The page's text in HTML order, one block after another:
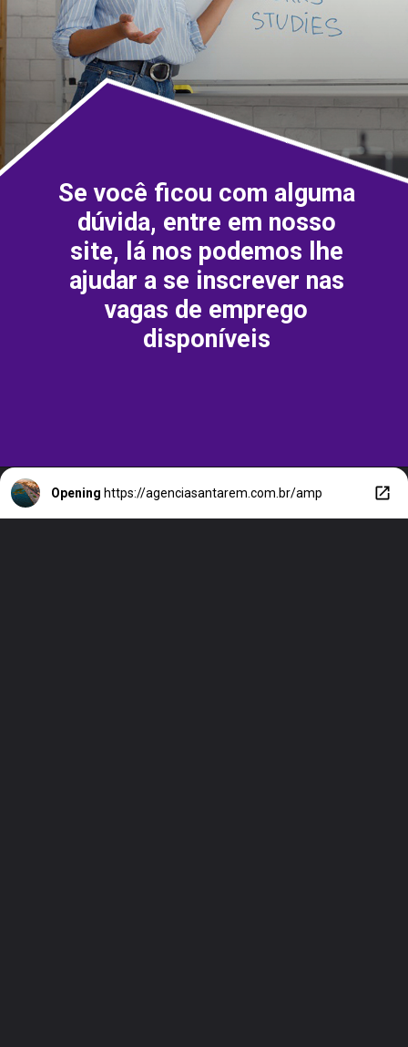
Se você ficou com alguma
dúvida, entre em nosso
site, lá nos podemos lhe
ajudar a se inscrever nas
vagas de emprego
disponíveis
Opening https://agenciasantarem.com.br/amp